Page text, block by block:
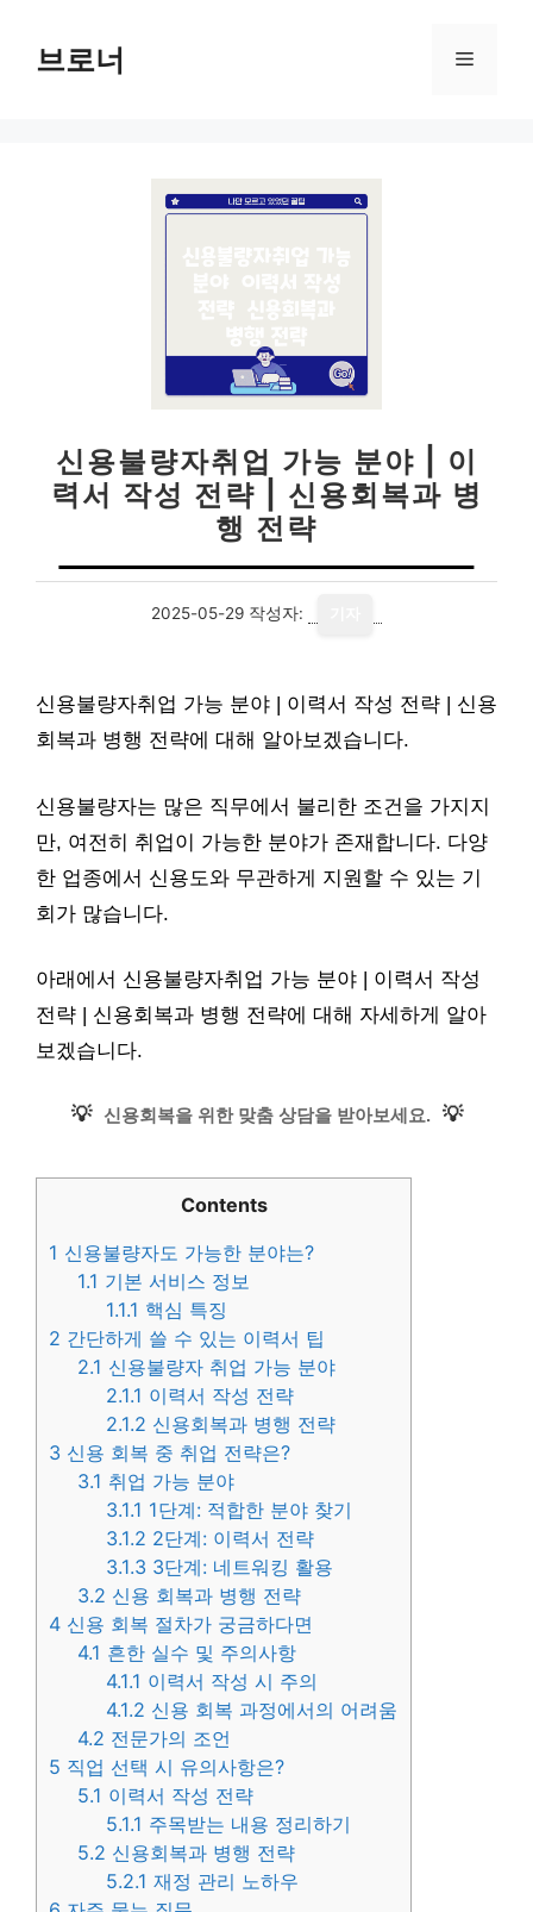
브로너 메
신용불량자취업 가능 분야 | 이
력서 작성 전략 | 신용회복과 병
행 전략
2025-05-29 작성자:
신용불량자취업 가능 분야 | 이력서 작성 전략 | 신용
회복과 병행 전략에 대해 알아보겠습니다.
신용불량자는 많은 직무에서 불리한 조건을 가지지
만, 여전히 취업이 가능한 분야가 존재합니다. 다양
한 업종에서 신용도와 무관하게 지원할 수 있는 기
회가 많습니다.
아래에서 신용불량자취업 가능 분야 | 이력서 작성
전략 | 신용회복과 병행 전략에 대해 자세하게 알아
보겠습니다.
💡 신용회복을 위한 맞춤 상담을 받아보세요. 💡
Contents
1 신용불량자도 가능한 분야는?
1.1 기본 서비스 정보
1.1.1 핵심 특징
2 간단하게 쓸 수 있는 이력서 팁
2.1 신용불량자 취업 가능 분야
2.1.1 이력서 작성 전략
2.1.2 신용회복과 병행 전략
3 신용 회복 중 취업 전략은?
3.1 취업 가능 분야
3.1.1 1단계: 적합한 분야 찾기
3.1.2 2단계: 이력서 전략
3.1.3 3단계: 네트워킹 활용
3.2 신용 회복과 병행 전략
4 신용 회복 절차가 궁금하다면
4.1 흔한 실수 및 주의사항
4.1.1 이력서 작성 시 주의
4.1.2 신용 회복 과정에서의 어려움
4.2 전문가의 조언
5 직업 선택 시 유의사항은?
5.1 이력서 작성 전략
5.1.1 주목받는 내용 정리하기
5.2 신용회복과 병행 전략
5.2.1 재정 관리 노하우